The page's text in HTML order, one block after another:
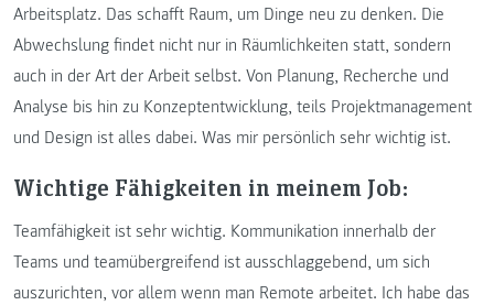
Arbeitsplatz. Das schafft Raum, um Dinge neu zu denken. Die
Abwechslung findet nicht nur in Räumlichkeiten statt, sondern
auch in der Art der Arbeit selbst. Von Planung, Recherche und
Analyse bis hin zu Konzeptentwicklung, teils Projektmanagement
und Design ist alles dabei. Was mir persönlich sehr wichtig ist.
Wichtige Fähigkeiten in meinem Job:
Teamfähigkeit ist sehr wichtig. Kommunikation innerhalb der
Teams und teamübergreifend ist ausschlaggebend, um sich
auszurichten, vor allem wenn man Remote arbeitet. Ich habe das